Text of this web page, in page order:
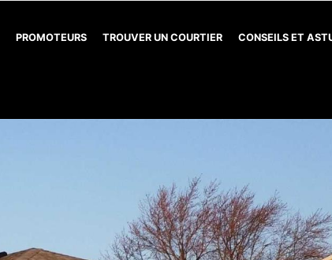
PROMOTEURS TROUVER UN COURTIER CONSEILS ET